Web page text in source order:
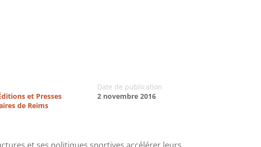
et Presses
de Reims
Date de publication
2 novembre 2016